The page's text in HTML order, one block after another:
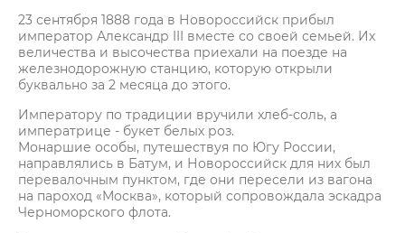
23 сентября 1888 года в Новороссийск прибыл
император Александр III вместе со своей семьей. Их
величества и высочества приехали на поезде на
железнодорожную станцию, которую открыли
буквально за 2 месяца до этого.
Императору по традиции вручили хлеб-соль, а
императрице - букет белых роз.
Монаршие особы, путешествуя по Югу России,
направлялись в Батум, и Новороссийск для них был
перевалочным пунктом, где они пересели из вагона
на пароход «Москва», который сопровождала эскадра
Черноморского флота.